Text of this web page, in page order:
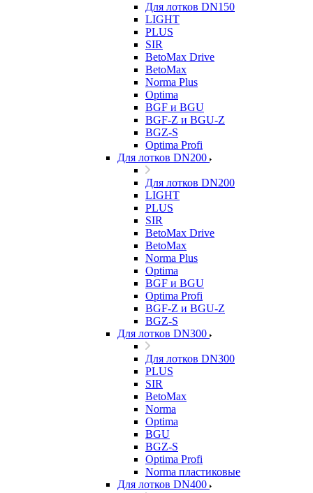
Для лотков DN150
LIGHT
PLUS
SIR
BetoMax Drive
BetoMax
Norma Plus
Optima
BGF и BGU
BGF-Z и BGU-Z
BGZ-S
Optima Profi
Для лотков DN200
Для лотков DN200
LIGHT
PLUS
SIR
BetoMax Drive
BetoMax
Norma Plus
Optima
BGF и BGU
Optima Profi
BGF-Z и BGU-Z
BGZ-S
Для лотков DN300
Для лотков DN300
PLUS
SIR
BetoMax
Norma
Optima
BGU
BGZ-S
Optima Profi
Norma пластиковые
Для лотков DN400